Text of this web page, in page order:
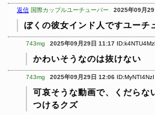
返信 国際カップルユーチューバー 2025年09月
ぼくの彼女インド人ですユーチ
743mg 2025年09月29日 11:17
かわいそうなのは抜けない
743mg 2025年09月29日 12:06 ID:MyNTI4NzI
可哀そうな動画で、くだらな
つけるクズ